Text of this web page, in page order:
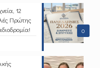
0
12
Πρώτης